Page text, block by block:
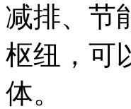
减排、节
枢纽，可
体。